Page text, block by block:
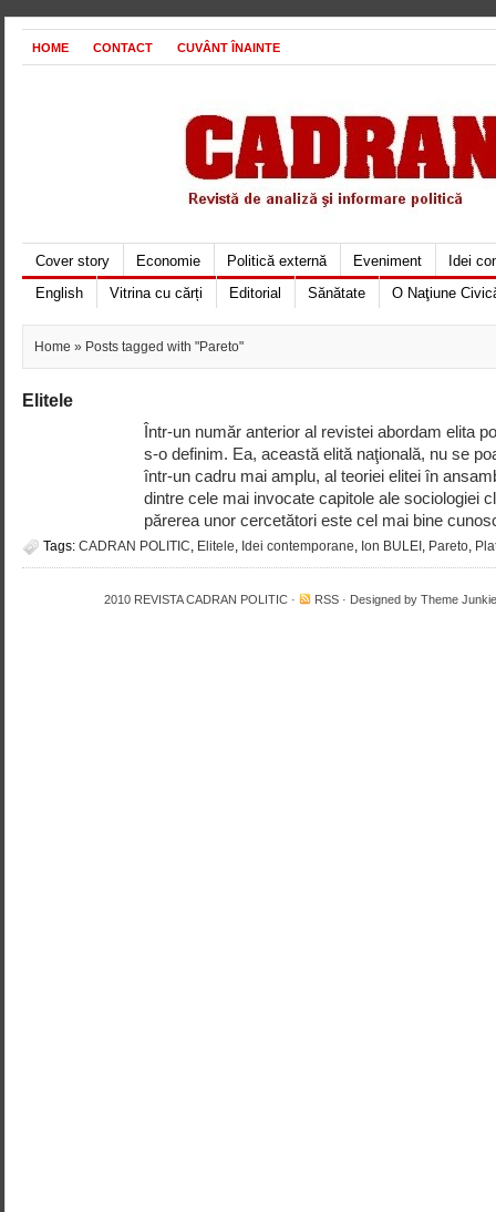
HOME CONTACT CUVÂNT ÎNAINTE
Cover story Economie Politică externă Eveniment
Idei
English
Vitrina cu cărți Editorial Sănătate O Naţiune
Home » Posts tagged with "Pareto"
Elitele
Într-un număr anterior al revistei abordam elita
s-o definim. Ea, această elită naţională, nu se
într-un cadru mai amplu, al teoriei elitei în
dintre cele mai invocate capitole ale sociologiei
părerea unor cercetători este cel mai bine
Tags: CADRAN POLITIC, Elitele, Idei contemporane, Ion BULEI , Pareto,
2010 REVISTA CADRAN POLITIC · RSS · Designed by Theme Junkie